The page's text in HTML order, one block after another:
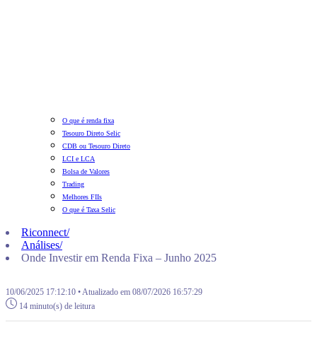
O que é renda fixa
Tesouro Direto Selic
CDB ou Tesouro Direto
LCI e LCA
Bolsa de Valores
Trading
Melhores FIIs
O que é Taxa Selic
Riconnect/
Análises/
Onde Investir em Renda Fixa – Junho 2025
10/06/2025 17:12:10 • Atualizado em 08/07/2026 16:57:29
14 minuto(s) de leitura